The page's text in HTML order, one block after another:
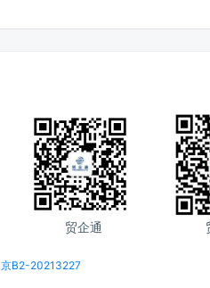
贸企通
京B2-20213227